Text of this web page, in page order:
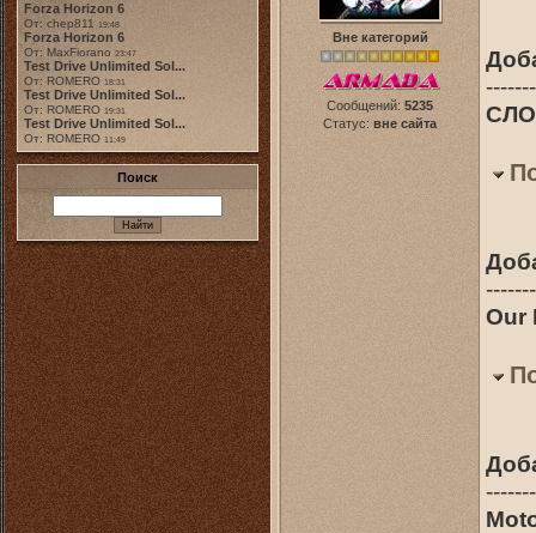
Forza Horizon 6
От: chep811 19:48
Forza Horizon 6
От: MaxFiorano 23:47
Test Drive Unlimited Sol...
От: ROMERO 18:31
Test Drive Unlimited Sol...
От: ROMERO 19:31
Test Drive Unlimited Sol...
От: ROMERO 11:49
Поиск
Вне категорий
Сообщений: 5235
Статус: вне сайта
Our